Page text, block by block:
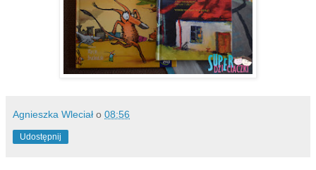
Agnieszka Wleciał o 08:56
Udostępnij